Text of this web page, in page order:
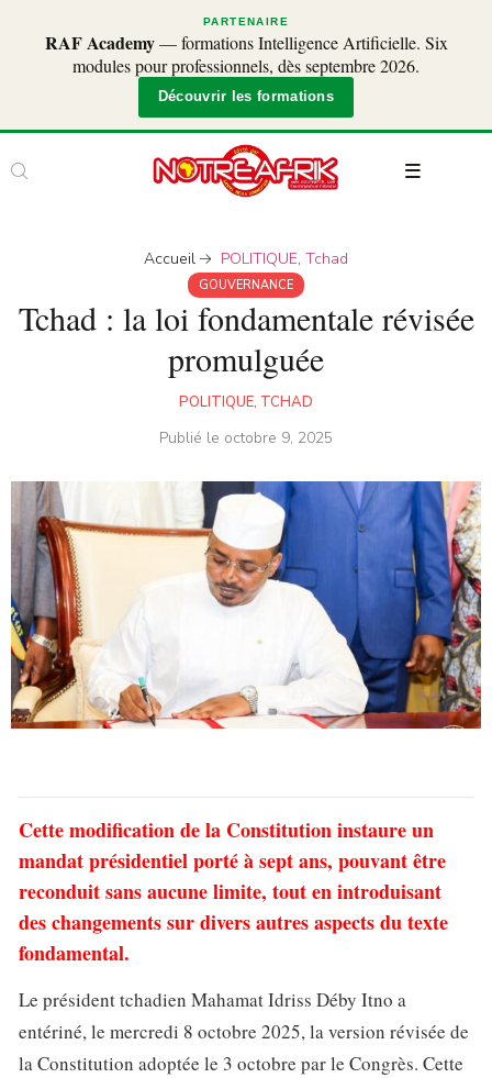
PARTENAIRE
RAF Academy— formations Intelligence Artificielle. Six
modules pour professionnels, dès septembre 2026.
Découvrir les formations
Accueil POLITIQUE, Tchad
GOUVERNANCE
Tchad : la loi fondamentale révisée
promulguée
POLITIQUE, TCHAD
Publié le octobre 9, 2025
Cette modification de la Constitution instaure un
mandat présidentiel porté à sept ans, pouvant être
reconduit sans aucune limite, tout en introduisant
des changements sur divers autres aspects du texte
fondamental.
Le président tchadien Mahamat Idriss Déby Itno a
entériné, le mercredi 8 octobre 2025, la version révisée de
la Constitution adoptée le 3 octobre par le Congrès. Cette